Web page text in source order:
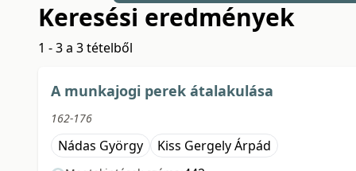
Keresési eredmények
1 - 3 a 3 tételből
A munkajogi perek átalakulása
162-176
Nádas György Kiss Gergely Árpád